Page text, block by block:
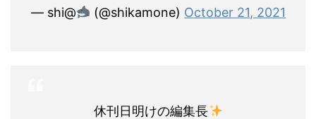
— shi@ (@shikamone) October 21, 2021
休刊日明けの編集長